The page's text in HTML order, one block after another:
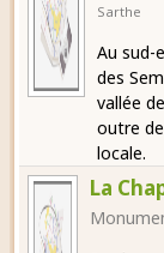
Sarthe
Au sud-
des
vallée
outre
locale.
La